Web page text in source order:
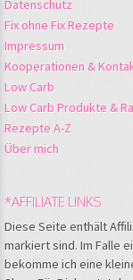
Datenschutz
Fix ohne Fix Rezepte
Impressum
Kooperationen &
Low Carb
Low Carb Produkte &
Rezepte A-Z
Über mich
*AFFILIATE LINKS
Diese Seite enthält
markiert sind. Im Falle
bekomme ich eine